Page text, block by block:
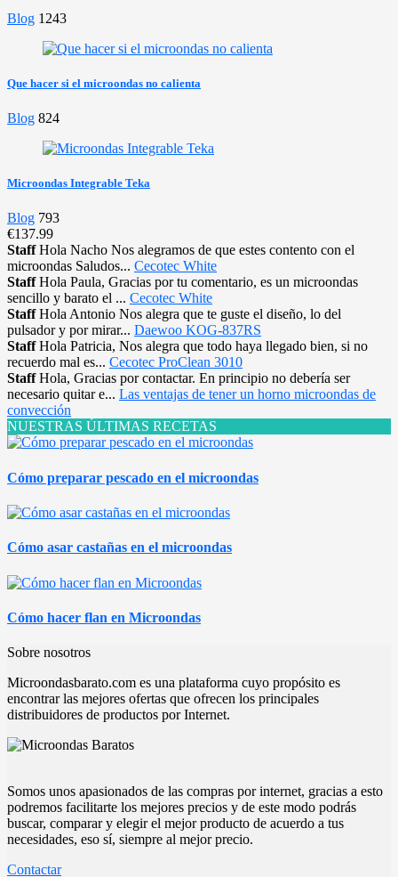
Blog 1243
Que hacer si el microondas no calienta
Blog 824
Microondas Integrable Teka
Blog 793
€137.99
StaffHola Nacho Nos alegramos de que estes contento con el
microondas Saludos... Cecotec White
StaffHola Paula, Gracias por tu comentario, es un microondas
sencillo y barato el ... Cecotec White
StaffHola Antonio Nos alegra que te guste el diseño, lo del
pulsador y por mirar... Daewoo KOG-837RS
StaffHola Patricia, Nos alegra que todo haya llegado bien, si no
recuerdo mal es... Cecotec ProClean 3010
StaffHola, Gracias por contactar. En principio no debería ser
necesario quitar e... Las ventajas de tener un horno microondas de
convección
NUESTRAS ÚLTIMAS RECETAS
Cómo preparar pescado en el microondas
Cómo asar castañas en el microondas
Cómo hacer flan en Microondas
Sobre nosotros
Microondasbarato.com es una plataforma cuyo propósito es
encontrar las mejores ofertas que ofrecen los principales
distribuidores de productos por Internet.
Somos unos apasionados de las compras por internet, gracias a esto
podremos facilitarte los mejores precios y de este modo podrás
buscar, comparar y elegir el mejor producto de acuerdo a tus
necesidades, eso sí, siempre al mejor precio.
Contactar